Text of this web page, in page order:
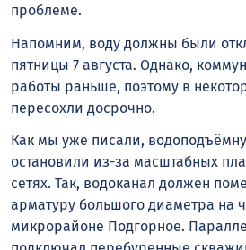
проблеме.
Напомним, воду должны были
пятницы 7 августа. Однако,
работы раньше, поэтому в
пересохли досрочно.
Как мы уже писали,
остановили из-за масштабных
сетях. Так, водоканал должен
арматуру большого диаметра на
микрорайоне Подгорное.